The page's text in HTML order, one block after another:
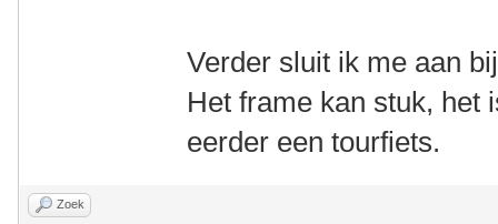
Verder sluit ik me aan
Het frame kan stuk, het
eerder een tourfiets.
Zoek